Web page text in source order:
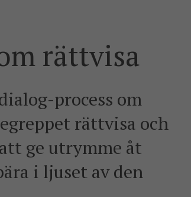
rättvisa
process om
rättvisa och
ge utrymme åt
i ljuset av den